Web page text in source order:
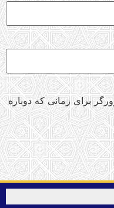
برای زمانی که دوباره